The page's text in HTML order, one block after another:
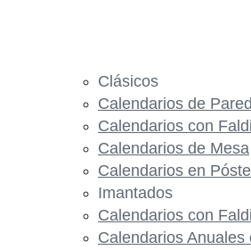
Clásicos
Calendarios de Pared
Calendarios con
Calendarios de Mesa
Calendarios en
Imantados
Calendarios con
Calendarios Anuales